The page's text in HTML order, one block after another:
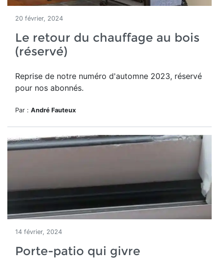
20 février, 2024
Le retour du chauffage au bois
(réservé)
Reprise de notre numéro d'automne 2023, réservé
pour nos abonnés.
Par : André Fauteux
14 février, 2024
Porte-patio qui givre